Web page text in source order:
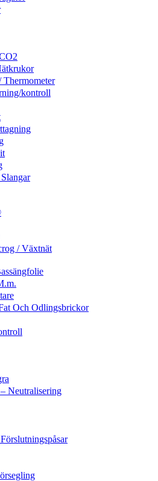
Thermometer
kontroll
/ Växtnät
Och Odlingsbrickor
Neutralisering